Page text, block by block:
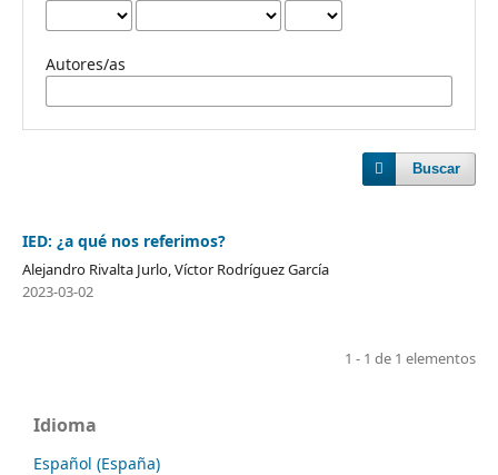
Autores/as
Buscar
IED: ¿a qué nos referimos?
Alejandro Rivalta Jurlo, Víctor Rodríguez García
2023-03-02
1 - 1 de 1 elementos
Idioma
Español (España)